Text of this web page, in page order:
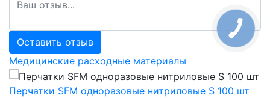
Оставить отзыв
Медицинские расходные материалы
Перчатки SFM одноразовые нитриловые S 100 шт